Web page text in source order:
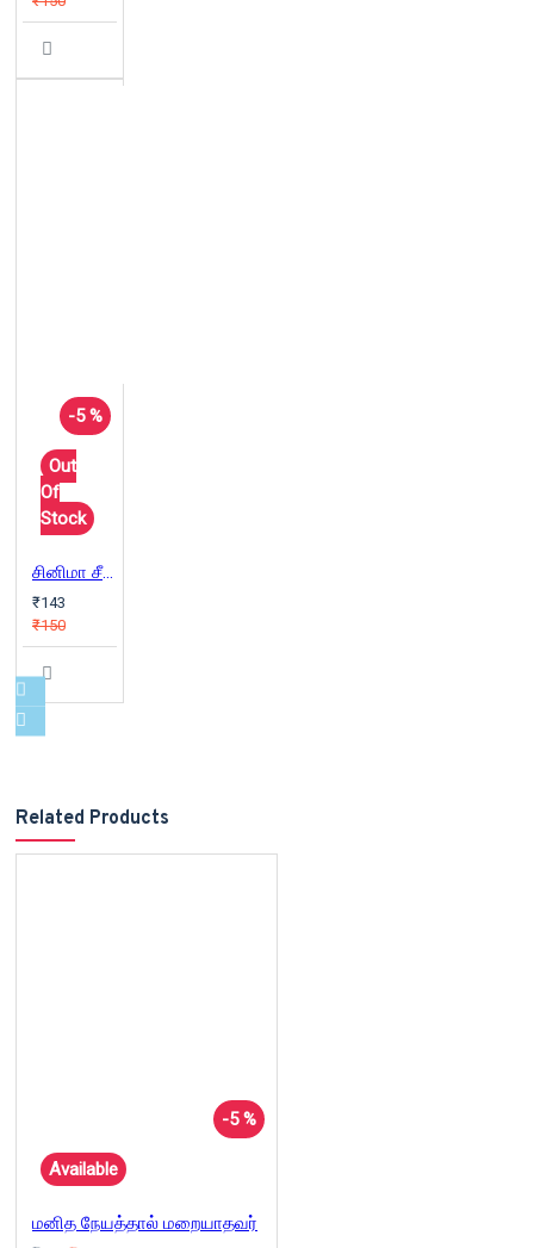
-5 %
Out
Of
Stock
சினிமா சீக்ரெட் பாகம் 5
₹143
₹150
Related Products
-5 %
Available
மனித நேயத்தால் மறையாதவர்